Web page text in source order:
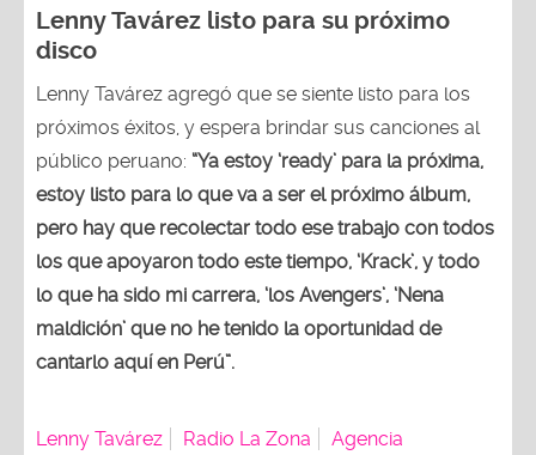
Lenny Tavárez listo para su próximo
disco
Lenny Tavárez agregó que se siente listo para los
próximos éxitos, y espera brindar sus canciones al
público peruano: “Ya estoy ‘ready’ para la próxima,
estoy listo para lo que va a ser el próximo álbum,
pero hay que recolectar todo ese trabajo con todos
los que apoyaron todo este tiempo, ‘Krack’, y todo
lo que ha sido mi carrera, ‘los Avengers’, ‘Nena
maldición’ que no he tenido la oportunidad de
cantarlo aquí en Perú”.
Lenny Tavárez Radio La Zona Agencia